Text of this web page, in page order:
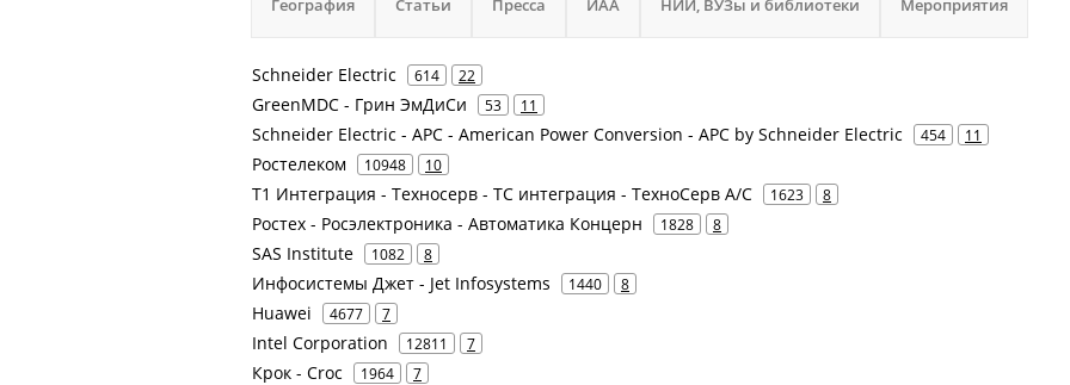
География Статьи Пресса ИАА НИИ, ВУЗы и библиотеки Мероприятия
Schneider Electric 614 22
GreenMDC - Грин ЭмДиСи 53 11
Schneider Electric - APC - American Power Conversion - APC by Schneider Electric 454 11
Ростелеком 10948 10
Т1 Интеграция - Техносерв - ТС интеграция - ТехноСерв А/С 1623 8
Ростех - Росэлектроника - Автоматика Концерн 1828 8
SAS Institute 1082 8
Инфосистемы Джет - Jet Infosystems 1440 8
Huawei 4677 7
Intel Corporation 12811 7
Крок - Croc 1964 7